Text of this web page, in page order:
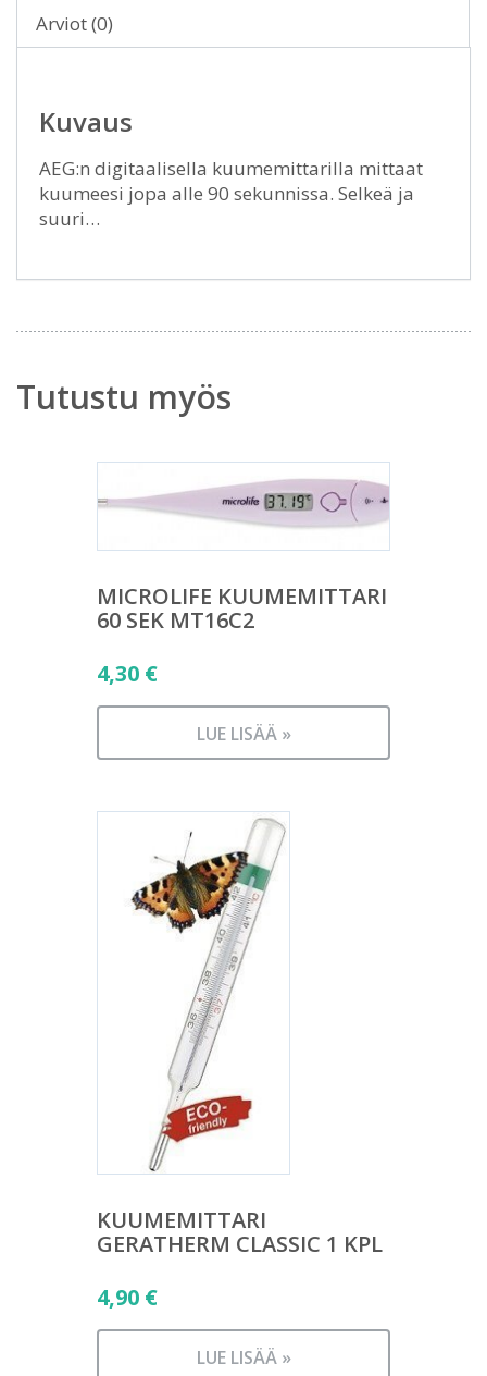
Arviot (0)
Kuvaus
AEG:n digitaalisella kuumemittarilla mittaat
kuumeesi jopa alle 90 sekunnissa. Selkeä ja
suuri…
Tutustu myös
MICROLIFE KUUMEMITTARI
60 SEK MT16C2
4,30 €
LUE LISÄÄ »
KUUMEMITTARI
GERATHERM CLASSIC 1 KPL
4,90 €
LUE LISÄÄ »